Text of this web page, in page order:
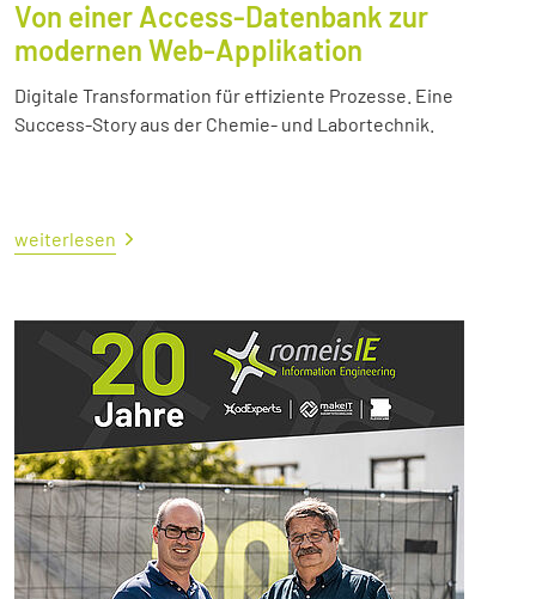
Von einer Access-Datenbank zur
modernen Web-Applikation
Digitale Transformation für effiziente Prozesse. Eine
Success-Story aus der Chemie- und Labortechnik.
weiterlesen